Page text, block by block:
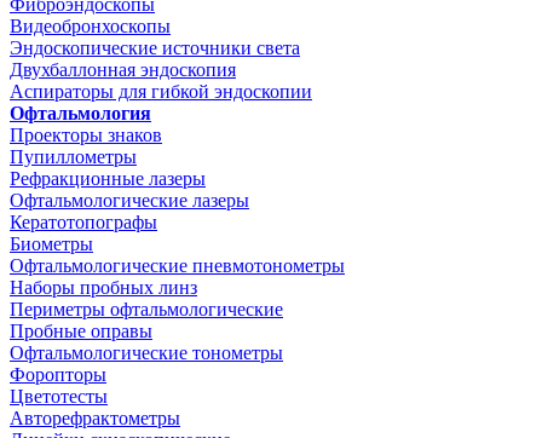
Фиброэндоскопы
Видеобронхоскопы
Эндоскопические источники света
Двухбаллонная эндоскопия
Аспираторы для гибкой эндоскопии
Офтальмология
Проекторы знаков
Пупиллометры
Рефракционные лазеры
Офтальмологические лазеры
Кератотопографы
Биометры
Офтальмологические пневмотонометры
Наборы пробных линз
Периметры офтальмологические
Пробные оправы
Офтальмологические тонометры
Форопторы
Цветотесты
Авторефрактометры